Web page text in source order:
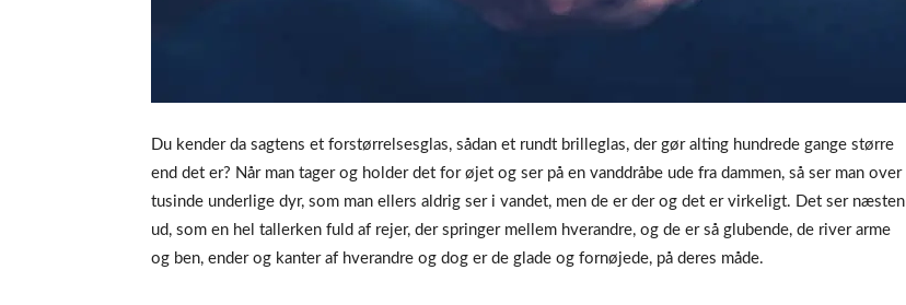
Du kender da sagtens et forstørrelsesglas, sådan et rundt brilleglas, der gør alting hundrede gange større
end det er? Når man tager og holder det for øjet og ser på en vanddråbe ude fra dammen, så ser man over
tusinde underlige dyr, som man ellers aldrig ser i vandet, men de er der og det er virkeligt. Det ser næsten
ud, som en hel tallerken fuld af rejer, der springer mellem hverandre, og de er så glubende, de river arme
og ben, ender og kanter af hverandre og dog er de glade og fornøjede, på deres måde.